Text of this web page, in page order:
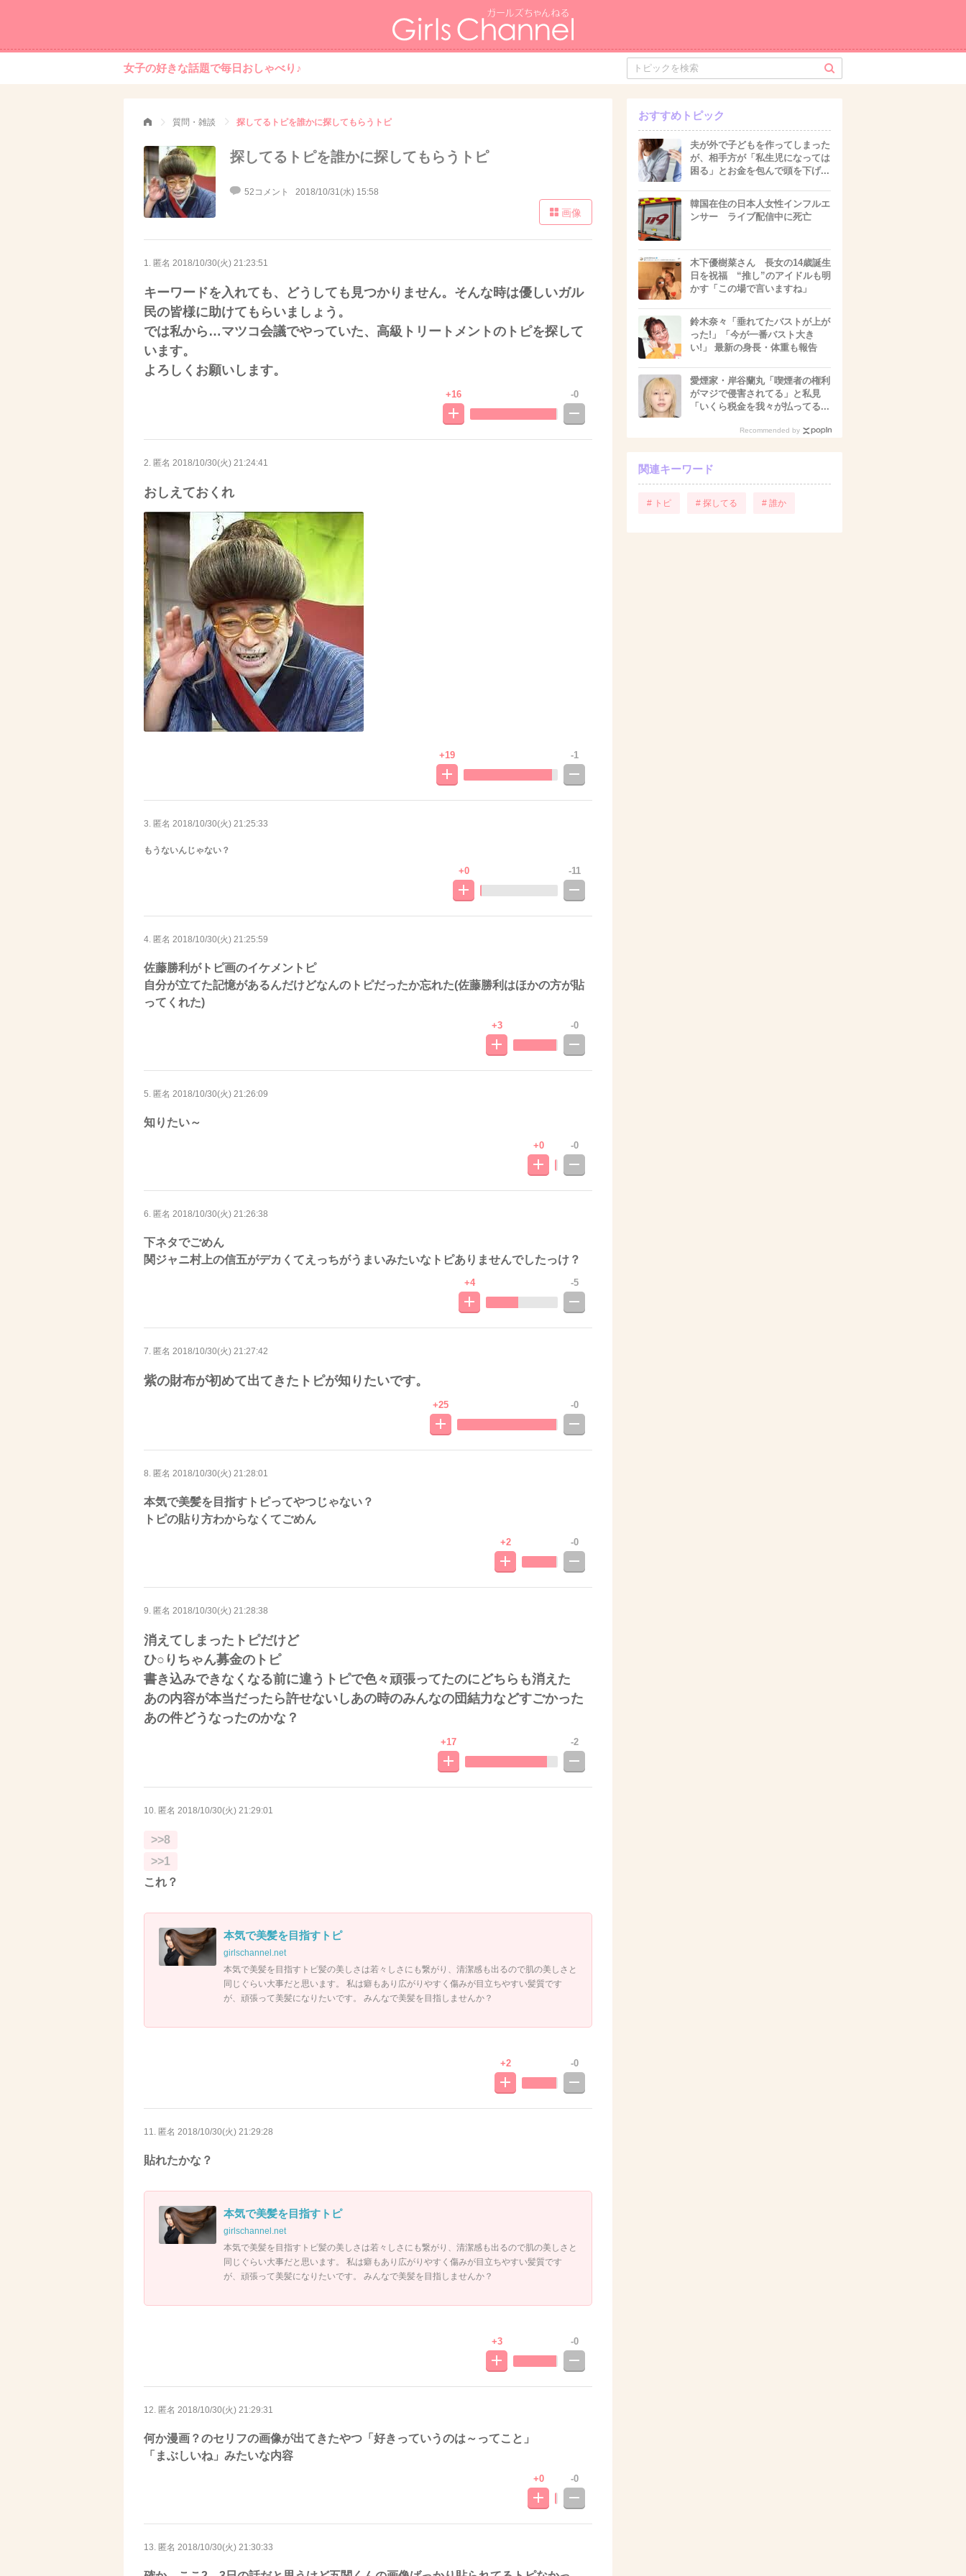
女子の好きな話題で毎日おしゃべり♪
質問・雑談 探してるトピを誰かに探してもらうトピ
探してるトピを誰かに探してもらうトピ
52コメント 2018/10/31(水) 15:58
画像
1. 匿名 2018/10/30(火) 21:23:51
キーワードを入れても、どうしても見つかりません。そんな時は優しいガル
民の皆様に助けてもらいましょう。
では私から…マツコ会議でやっていた、高級トリートメントのトピを探して
います。
よろしくお願いします。
+16 -0
2. 匿名 2018/10/30(火) 21:24:41
おしえておくれ
+19 -1
3. 匿名 2018/10/30(火) 21:25:33
もうないんじゃない？
+0 -11
4. 匿名 2018/10/30(火) 21:25:59
佐藤勝利がトピ画のイケメントピ
自分が立てた記憶があるんだけどなんのトピだったか忘れた(佐藤勝利はほかの方が貼
ってくれた)
+3 -0
5. 匿名 2018/10/30(火) 21:26:09
知りたい～
+0 -0
6. 匿名 2018/10/30(火) 21:26:38
下ネタでごめん
関ジャニ村上の信五がデカくてえっちがうまいみたいなトピありませんでしたっけ？
+4 -5
7. 匿名 2018/10/30(火) 21:27:42
紫の財布が初めて出てきたトピが知りたいです。
+25 -0
8. 匿名 2018/10/30(火) 21:28:01
本気で美髪を目指すトピってやつじゃない？
トピの貼り方わからなくてごめん
+2 -0
9. 匿名 2018/10/30(火) 21:28:38
消えてしまったトピだけど
ひ○りちゃん募金のトピ
書き込みできなくなる前に違うトピで色々頑張ってたのにどちらも消えた
あの内容が本当だったら許せないしあの時のみんなの団結力などすごかった
あの件どうなったのかな？
+17 -2
10. 匿名 2018/10/30(火) 21:29:01
>>8
>>1
これ？
本気で美髪を目指すトピ
girlschannel.net
本気で美髪を目指すトピ髪の美しさは若々しさにも繋がり、清潔感も出るので肌の美しさと
同じぐらい大事だと思います。 私は癖もあり広がりやすく傷みが目立ちやすい髪質です
が、頑張って美髪になりたいです。 みんなで美髪を目指しませんか？
+2 -0
11. 匿名 2018/10/30(火) 21:29:28
貼れたかな？
本気で美髪を目指すトピ
girlschannel.net
本気で美髪を目指すトピ髪の美しさは若々しさにも繋がり、清潔感も出るので肌の美しさと
同じぐらい大事だと思います。 私は癖もあり広がりやすく傷みが目立ちやすい髪質です
が、頑張って美髪になりたいです。 みんなで美髪を目指しませんか？
+3 -0
12. 匿名 2018/10/30(火) 21:29:31
何か漫画？のセリフの画像が出てきたやつ「好きっていうのは～ってこと」
「まぶしいね」みたいな内容
+0 -0
13. 匿名 2018/10/30(火) 21:30:33
おすすめトピック
夫が外で子どもを作ってしまった
が、相手方が「私生児になっては
困る」とお金を包んで頭を下げ...
韓国在住の日本人女性インフルエ
ンサー ライブ配信中に死亡
木下優樹菜さん 長女の14歳誕生
日を祝福 “推し”のアイドルも明
かす「この場で言いますね」
鈴木奈々「垂れてたバストが上が
った!」「今が一番バスト大き
い!」 最新の身長・体重も報告
愛煙家・岸谷蘭丸「喫煙者の権利
がマジで侵害されてる」と私見
「いくら税金を我々が払ってる...
Recommended by
関連キーワード
# トピ # 探してる # 誰か